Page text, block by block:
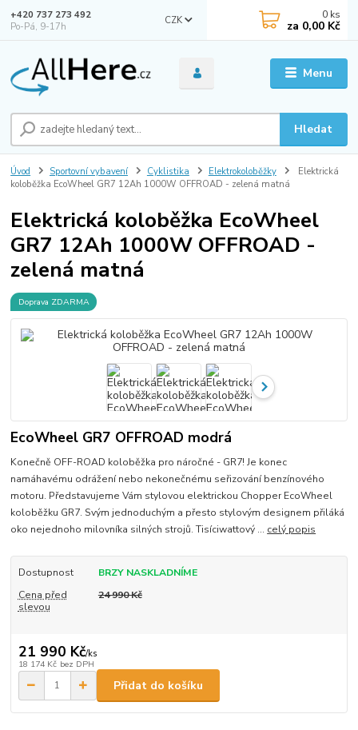
Menu
CZK
Hledat
+420 737 273 492
Po-Pá, 9-17h
0 ks
za 0,00 Kč
Úvod Sportovní vybavení Cyklistika Elektrokoloběžky
Elektrická
koloběžka EcoWheel GR7 12Ah 1000W OFFROAD - zelená matná
Elektrická koloběžka EcoWheel
GR7 12Ah 1000W OFFROAD -
zelená matná
Doprava ZDARMA
EcoWheel GR7 OFFROAD modrá
Konečně OFF-ROAD koloběžka pro náročné - GR7! Je konec
namáhavému odrážení nebo nekonečnému seřizování benzínového
motoru. Představujeme Vám stylovou elektrickou Chopper EcoWheel
koloběžku GR7. Svým jednoduchým a přesto stylovým designem přiláká
oko nejednoho milovníka silných strojů. Tisíciwattový ... celý popis
Dostupnost
BRZY NASKLADNÍME
Cena před
slevou
24 990 Kč
21 990 Kč/ks
18 174 Kč bez DPH
Přidat do košíku